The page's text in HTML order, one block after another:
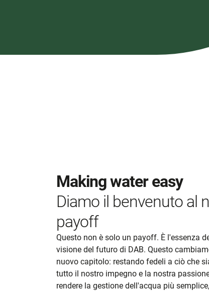
Making water easy
Diamo il benvenuto al
payoff
Questo non è solo un payoff. È l'essenza
visione del futuro di DAB. Questo
nuovo capitolo: restando fedeli a ciò che
tutto il nostro impegno e la nostra
rendere la gestione dell'acqua più